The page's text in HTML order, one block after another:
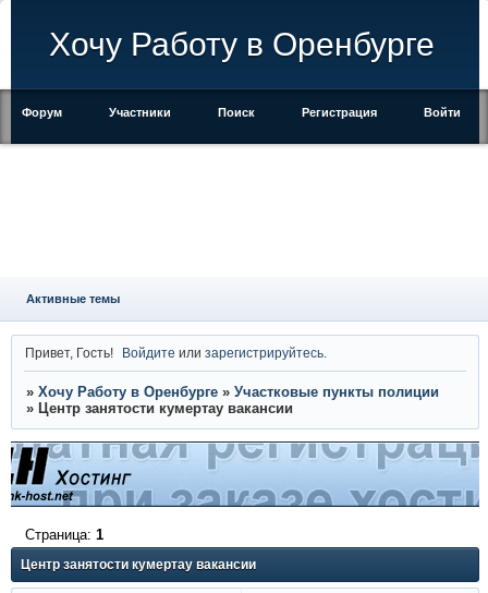
Хочу Работу в Оренбурге
Форум Участники Поиск Регистрация Войти
Активные темы
Привет, Гость! Войдите илизарегистрируйтесь
» Хочу Работу в Оренбурге » Участковые пункты полиции
» Центр занятости кумертау вакансии
Центр занятости кумертау вакансии
Страница: 1